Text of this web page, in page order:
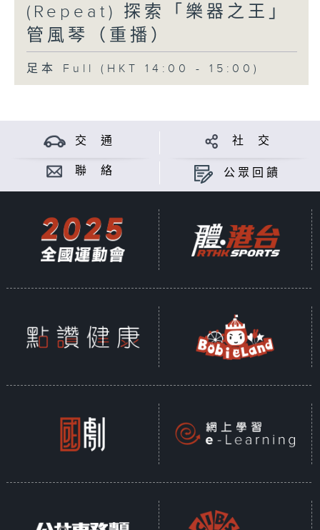
(Repeat) 探索「樂器之王」
管風琴（重播）
足本 Full (HKT 14:00 - 15:00)
交 通 社 交
聯 絡 公眾回饋